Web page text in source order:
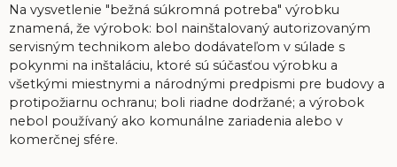
Na vysvetlenie "bežná súkromná potreba" výrobku
znamená, že výrobok: bol nainštalovaný autorizovaným
servisným technikom alebo dodávateľom v súlade s
pokynmi na inštaláciu, ktoré sú súčasťou výrobku a
všetkými miestnymi a národnými predpismi pre budovy a
protipožiarnu ochranu; boli riadne dodržané; a výrobok
nebol používaný ako komunálne zariadenia alebo v
komerčnej sfére.